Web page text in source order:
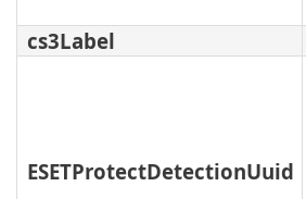
cs3Label
ESETProtectDetectionUuid